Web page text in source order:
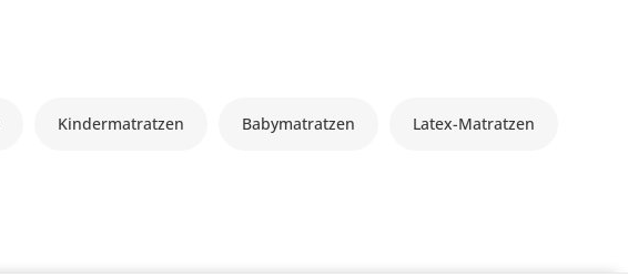
Kindermatratzen Babymatratzen Latex-Matratzen